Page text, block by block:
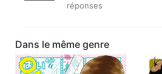
réponses
Dans le même genre